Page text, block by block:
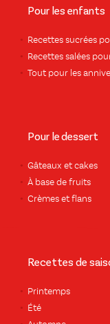
Pour les enfants
Recettes sucrées
Recettes salées
Tout pour les
Pour le dessert
Gâteaux et cakes
À base de fruits
Crèmes et flans
Recettes de
Printemps
Été